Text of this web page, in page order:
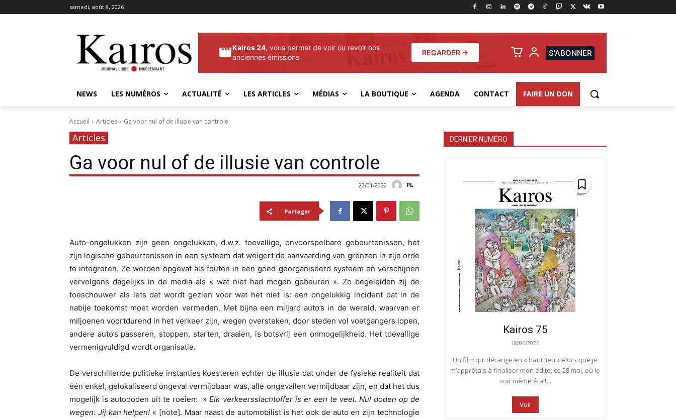
samedi, août 8, 2026
Kairos 24, vous permet de voir ou revoir nos
anciennes émissions
REGARDER → S'ABONNER
NEWS LES NUMÉROS ACTUALITÉ LES ARTICLES MÉDIAS LA BOUTIQUE AGENDA CONTACT FAIRE UN DON
Accueil Articles Ga voor nul of de illusie van controle
Articles
Ga voor nul of de illusie van controle
PL
22/01/2022
Partager
Auto-ongelukken zijn geen ongelukken, d.w.z. toevallige, onvoorspelbare gebeurtenissen, het
zijn logische gebeurtenissen in een systeem dat weigert de aanvaarding van grenzen in zijn orde
te integreren. Ze worden opgevat als fouten in een goed georganiseerd systeem en verschijnen
vervolgens dagelijks in de media als « wat niet had mogen gebeuren ». Zo begeleiden zij de
toeschouwer als iets dat wordt gezien voor wat het niet is: een ongelukkig incident dat in de
nabije toekomst moet worden vermeden. Met bijna een miljard auto’s in de wereld, waarvan er
miljoenen voortdurend in het verkeer zijn, wegen oversteken, door steden vol voetgangers lopen,
andere auto’s passeren, stoppen, starten, draaien, is botsvrij een onmogelijkheid. Het toevallige
vermenigvuldigd wordt organisatie.
De verschillende politieke instanties koesteren echter de illusie dat onder de fysieke realiteit dat
één enkel, gelokaliseerd ongeval vermijdbaar was, alle ongevallen vermijdbaar zijn, en dat het dus
mogelijk is autododen uit te roeien: »Elk verkeersslachtoffer is er een te veel. Nul doden op de
wegen: Jij kan helpen! « [note]. Maar naast de automobilist is het ook de auto en zijn technologie
DERNIER NUMÉRO
Kairos 75
18/06/2026
Un film qui dérange en « haut lieu » Alors que je
m’apprêtais à finaliser mon édito, ce 28 mai, où le
soir même était...
Voir